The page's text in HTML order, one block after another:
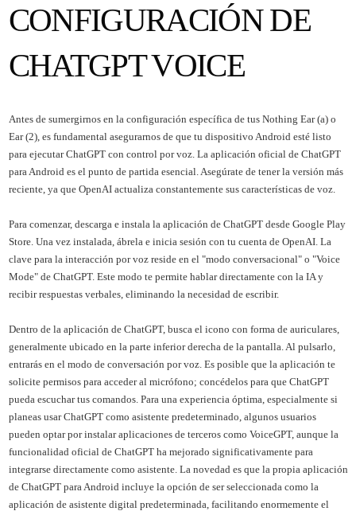
CONFIGURACIÓN DE
CHATGPT VOICE
Antes de sumergirnos en la configuración específica de tus Nothing Ear (a) o
Ear (2), es fundamental asegurarnos de que tu dispositivo Android esté listo
para ejecutar ChatGPT con control por voz. La aplicación oficial de ChatGPT
para Android es el punto de partida esencial. Asegúrate de tener la versión más
reciente, ya que OpenAI actualiza constantemente sus características de voz.
Para comenzar, descarga e instala la aplicación de ChatGPT desde Google Play
Store. Una vez instalada, ábrela e inicia sesión con tu cuenta de OpenAI. La
clave para la interacción por voz reside en el "modo conversacional" o "Voice
Mode" de ChatGPT. Este modo te permite hablar directamente con la IA y
recibir respuestas verbales, eliminando la necesidad de escribir.
Dentro de la aplicación de ChatGPT, busca el icono con forma de auriculares,
generalmente ubicado en la parte inferior derecha de la pantalla. Al pulsarlo,
entrarás en el modo de conversación por voz. Es posible que la aplicación te
solicite permisos para acceder al micrófono; concédelos para que ChatGPT
pueda escuchar tus comandos. Para una experiencia óptima, especialmente si
planeas usar ChatGPT como asistente predeterminado, algunos usuarios
pueden optar por instalar aplicaciones de terceros como VoiceGPT, aunque la
funcionalidad oficial de ChatGPT ha mejorado significativamente para
integrarse directamente como asistente. La novedad es que la propia aplicación
de ChatGPT para Android incluye la opción de ser seleccionada como la
aplicación de asistente digital predeterminada, facilitando enormemente el